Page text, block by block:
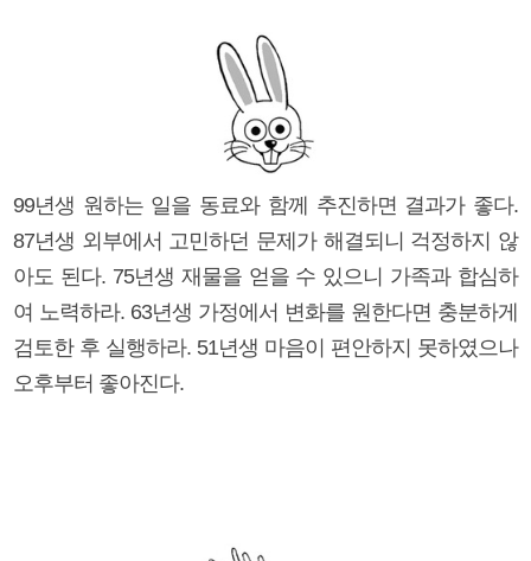
99년생 원하는 일을 동료와 함께 추진하면 결과가 좋다.
87년생 외부에서 고민하던 문제가 해결되니 걱정하지 않
아도 된다. 75년생 재물을 얻을 수 있으니 가족과 합심하
여 노력하라. 63년생 가정에서 변화를 원한다면 충분하게
검토한 후 실행하라. 51년생 마음이 편안하지 못하였으나
오후부터 좋아진다.